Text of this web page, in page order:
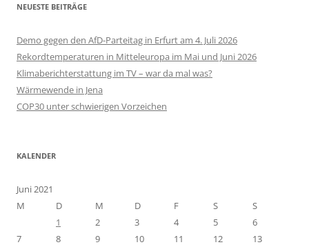
NEUESTE BEITRÄGE
Demo gegen den AfD-Parteitag in Erfurt am 4. Juli 2026
Rekordtemperaturen in Mitteleuropa im Mai und Juni 2026
Klimaberichterstattung im TV – war da mal was?
Wärmewende in Jena
COP30 unter schwierigen Vorzeichen
KALENDER
Juni 2021
M
D M D F S
S
1
2 3 4 5
6
7
8 9 10 11 12
13